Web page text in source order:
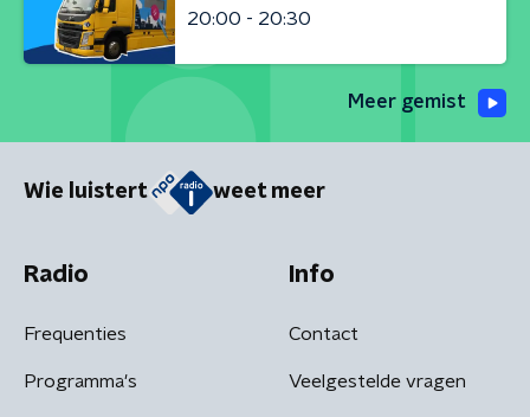
20:00 - 20:30
Meer gemist
Wie luistert weet meer
Radio
Frequenties
Programma's
Info
Contact
Veelgestelde vragen